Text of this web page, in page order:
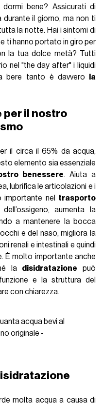
dormi bene? Assicurati di
il giorno, ma non ti
la notte. Hai i sintomi di
ti hanno portato in giro per
la tua dolce metà? Tutti
nel "the day after" i liquidi
bere tanto è davvero la
per il nostro
il circa il 65% da acqua,
elemento sia essenziale
benessere. Aiuta a
lubrifica le articolazioni e i
importante nel trasporto
aumenta la
a mantenere la bocca
e del naso, migliora la
renali e intestinali e quindi
È molto importante anche
la disidratazione può
e la struttura del
con chiarezza.
acqua bevi al
originale -
molta acqua a causa di